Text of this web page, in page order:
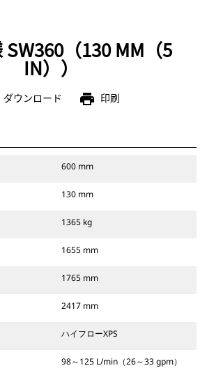
（130 MM（5
IN））
ダウンロード print 印刷
600 mm
130 mm
1365 kg
1655 mm
1765 mm
2417 mm
ハイフローXPS
98～125 L/min（26～33 gpm）